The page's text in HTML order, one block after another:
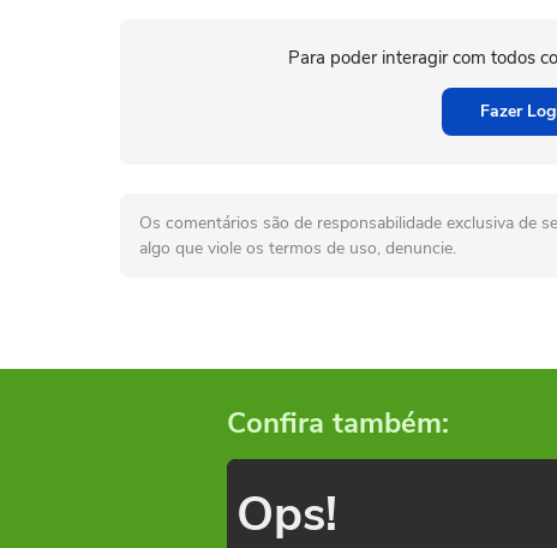
Para poder interagir com todos
Fazer
Os comentários são de responsabilidade exclusiva de
algo que viole os termos de uso, denuncie.
Confira também:
Ops!